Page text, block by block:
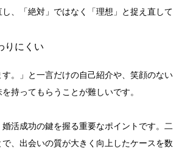
、「絶対」ではなく「理想」と捉え直して
りにくい
す。」と一言だけの自己紹介や、笑顔のない
持ってもらうことが難しいです。
活成功の鍵を握る重要なポイントです。二
、出会いの質が大きく向上したケースを数